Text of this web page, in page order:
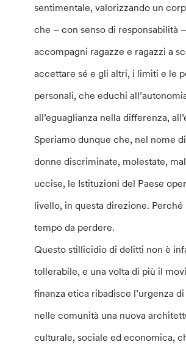
sentimentale, valorizzando un
che – con senso di responsabilità –
accompagni ragazze e ragazzi a
accettare sé e gli altri, i limiti e le
personali, che educhi
all’eguaglianza nella differenza,
Speriamo dunque che, nel nome
donne discriminate, molestate,
uccise, le Istituzioni del Paese
livello, in questa direzione. Perché
tempo da perdere.
Questo stillicidio di delitti non è
tollerabile, e una volta di più il
finanza etica ribadisce l’urgenza
nelle comunità una nuova
culturale, sociale ed economica,